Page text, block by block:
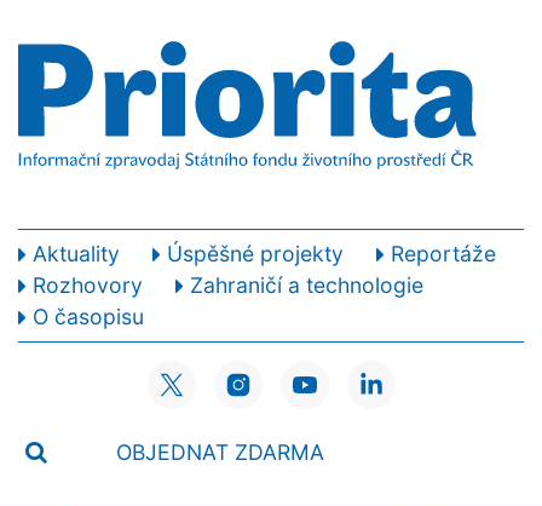
Aktuality Úspěšné projekty
Reportáže
Rozhovory
Zahraničí a technologie
O časopisu
OBJEDNAT ZDARMA